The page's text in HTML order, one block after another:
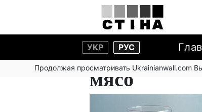
УКР РУС
Продолжая просматривать Ukrainianwall.com
мясо